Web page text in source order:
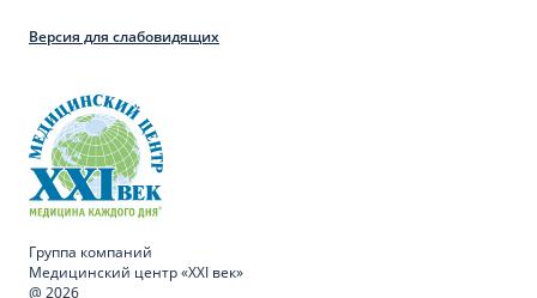
Версия для слабовидящих
Группа компаний
Медицинский центр «XXI век»
@ 2026